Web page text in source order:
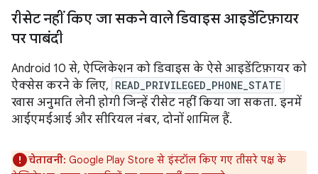
रीसेट नहीं किए जा सकने वाले डिवाइस आइडेंटिफ़ायर
पर पाबंदी
Android 10 से, ऐप्लिकेशन को डिवाइस के ऐसे आइडेंटिफ़ायर को
ऐक्सेस करने के लिए, READ_PRIVILEGED_PHONE_STATE
खास अनुमति लेनी होगी जिन्हें रीसेट नहीं किया जा सकता. इनमें
आईएमईआई और सीरियल नंबर, दोनों शामिल हैं.
चेतावनी: Google Play Store से इंस्टॉल किए गए तीसरे पक्ष के